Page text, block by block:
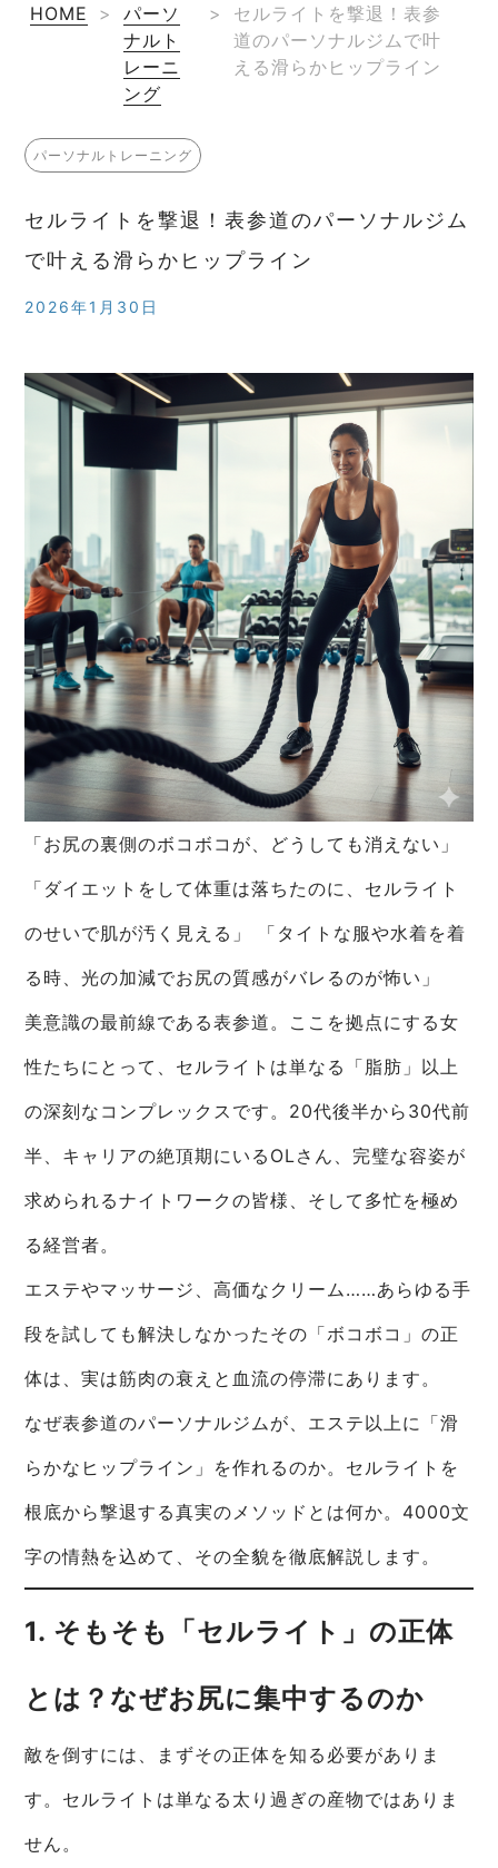
HOME >
パーソ
ナルト
レーニ
ング
>
セルライトを撃退！表参
道のパーソナルジムで叶
える滑らかヒップライン
パーソナルトレーニング
セルライトを撃退！表参道のパーソナルジム
で叶える滑らかヒップライン
2026年1月30日
「お尻の裏側のボコボコが、どうしても消えない」
「ダイエットをして体重は落ちたのに、セルライト
のせいで肌が汚く見える」 「タイトな服や水着を着
る時、光の加減でお尻の質感がバレるのが怖い」
美意識の最前線である表参道。ここを拠点にする女
性たちにとって、セルライトは単なる「脂肪」以上
の深刻なコンプレックスです。20代後半から30代前
半、キャリアの絶頂期にいるOLさん、完璧な容姿が
求められるナイトワークの皆様、そして多忙を極め
る経営者。
エステやマッサージ、高価なクリーム……あらゆる手
段を試しても解決しなかったその「ボコボコ」の正
体は、実は筋肉の衰えと血流の停滞にあります。
なぜ表参道のパーソナルジムが、エステ以上に「滑
らかなヒップライン」を作れるのか。セルライトを
根底から撃退する真実のメソッドとは何か。4000文
字の情熱を込めて、その全貌を徹底解説します。
1. そもそも「セルライト」の正体
とは？なぜお尻に集中するのか
敵を倒すには、まずその正体を知る必要がありま
す。セルライトは単なる太り過ぎの産物ではありま
せん。